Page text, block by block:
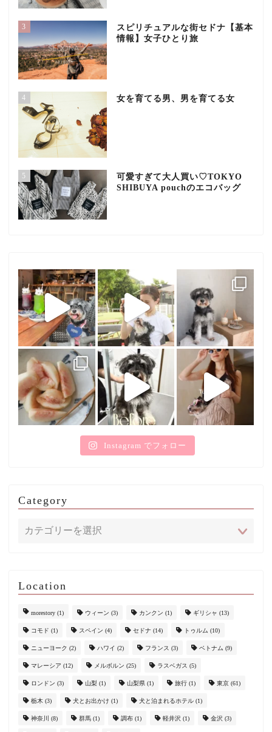
3
スピリチュアルな街セドナ【基本
情報】女子ひとり旅
4 女を育てる男、男を育てる女
5
可愛すぎて大人買い♡TOKYO
SHIBUYA pouchのエコバッグ
Instagram でフォロー
Category
Location
morestory (1) ウィーン (3) カンクン (1) ギリシャ (13)
コモド (1) スペイン (4) セドナ (14) トゥルム (10)
ニューヨーク (2) ハワイ (2) フランス (3) ベトナム (9)
マレーシア (12) メルボルン (25) ラスベガス (5)
ロンドン (3) 山梨 (1) 山梨県 (1) 旅行 (1) 東京 (61)
栃木 (3) 犬とお出かけ (1) 犬と泊まれるホテル (1)
神奈川 (8) 群馬 (1) 調布 (1) 軽井沢 (1) 金沢 (3)